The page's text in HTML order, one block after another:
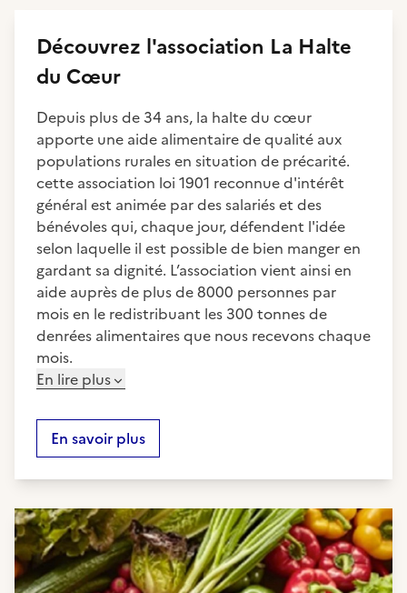
Découvrez l'association La Halte
du Cœur
Depuis plus de 34 ans, la halte du cœur
apporte une aide alimentaire de qualité aux
populations rurales en situation de précarité.
cette association loi 1901 reconnue d'intérêt
général est animée par des salariés et des
bénévoles qui, chaque jour, défendent l'idée
selon laquelle il est possible de bien manger en
gardant sa dignité. L’association vient ainsi en
aide auprès de plus de 8000 personnes par
mois en le redistribuant les 300 tonnes de
denrées alimentaires que nous recevons chaque
mois.
En lire plus
En savoir plus